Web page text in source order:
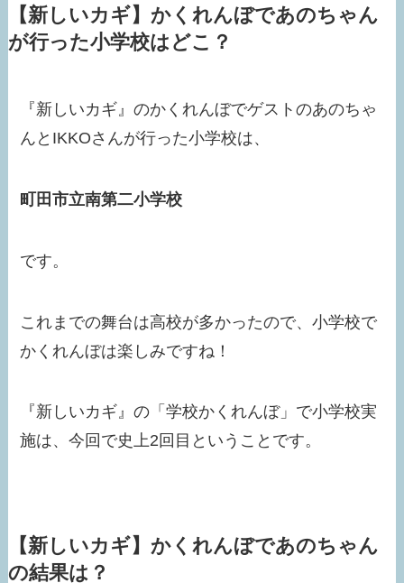
【新しいカギ】かくれんぼであのちゃん
が行った小学校はどこ？
『新しいカギ』のかくれんぼでゲストのあのちゃ
んとIKKOさんが行った小学校は、
町田市立南第二小学校
です。
これまでの舞台は高校が多かったので、小学校で
かくれんぼは楽しみですね！
『新しいカギ』の「学校かくれんぼ」で小学校実
施は、今回で史上2回目ということです。
【新しいカギ】かくれんぼであのちゃん
の結果は？